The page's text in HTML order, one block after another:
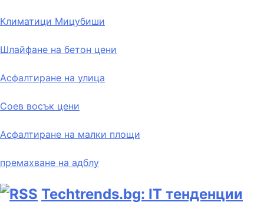
Климатици Мицубиши
Шлайфане на бетон цени
Асфалтиране на улица
Соев восък цени
Асфалтиране на малки площи
премахване на адблу
Techtrends.bg: IT тенденции